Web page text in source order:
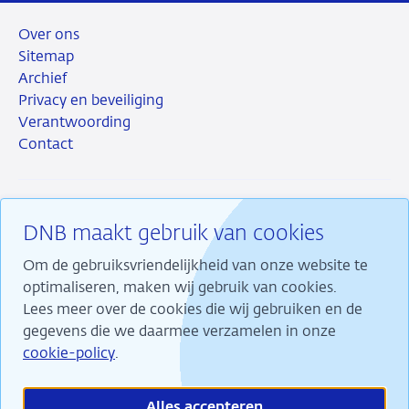
DNB maakt gebruik van cookies
Om de gebruiksvriendelijkheid van onze website te
optimaliseren, maken wij gebruik van cookies.
Lees meer over de cookies die wij gebruiken en de
gegevens die we daarmee verzamelen in onze
cookie-policy.
Over ons
Sitemap
Archief
Privacy en beveiliging
Verantwoording
Contact
RSS InstagramLinkedin
X
Wij maken ons sterk voor financiële stabiliteit en
dragen daarmee bij aan duurzame welvaart in